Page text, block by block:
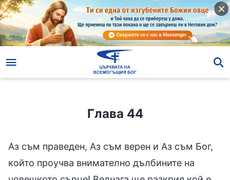
Глава 44
Аз съм праведен, Аз съм верен и Аз съм Бог,
който проучва внимателно дълбините на